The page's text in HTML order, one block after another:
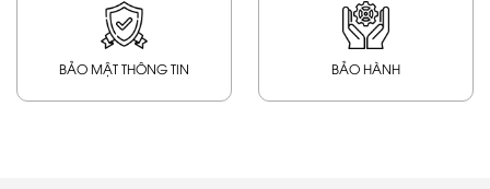
BẢO MẬT THÔNG TIN BẢO HÀNH